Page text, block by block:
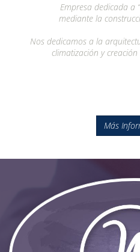
Empresa dedicada a
mediante la
Nos dedicamos a la
climatización y
Más